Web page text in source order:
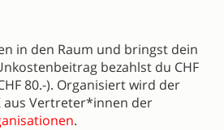
in den Raum und bringst dein
bezahlst du CHF
80.-). Organisiert wird der
aus Vertreter*innen der
.